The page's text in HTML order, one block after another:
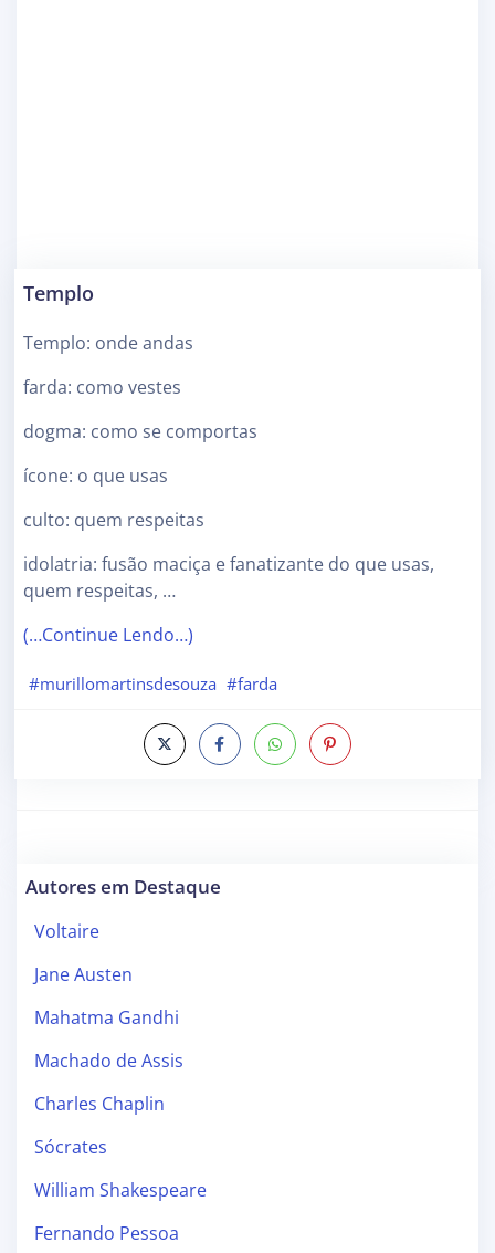
Templo
Templo: onde andas
farda: como vestes
dogma: como se comportas
ícone: o que usas
culto: quem respeitas
idolatria: fusão maciça e fanatizante do que usas,
quem respeitas, …
(…Continue Lendo…)
#murillomartinsdesouza #farda
Autores em Destaque
Voltaire
Jane Austen
Mahatma Gandhi
Machado de Assis
Charles Chaplin
Sócrates
William Shakespeare
Fernando Pessoa